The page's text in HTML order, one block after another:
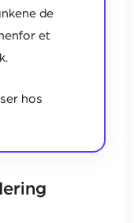
de
et
hos